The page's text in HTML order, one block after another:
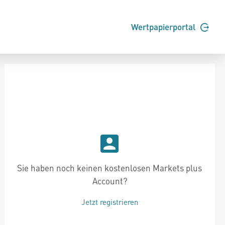
Wertpapierportal
Sie haben noch keinen kostenlosen Markets plus
Account?
Jetzt registrieren